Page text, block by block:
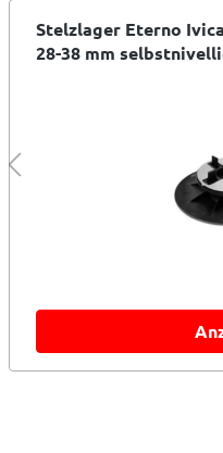
Stelzlager Eterno
28-38 mm